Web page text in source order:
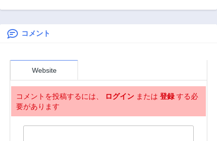
コメント
Website
コメントを投稿するには、 ログイン または 登録する必
要があります